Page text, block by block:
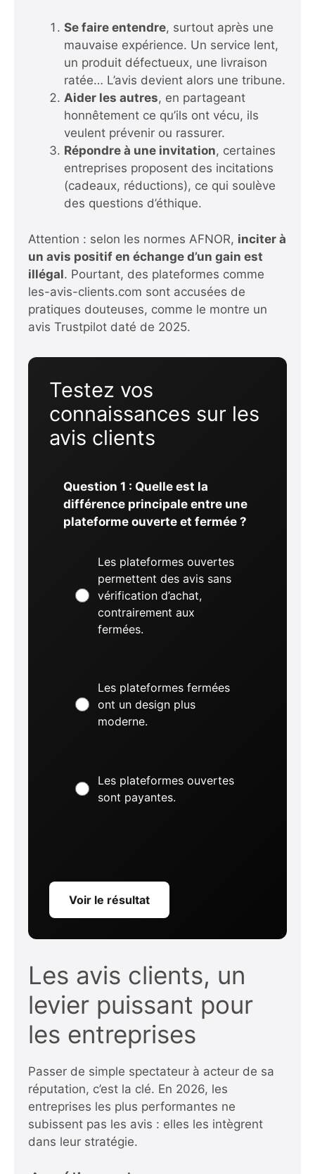
Se faire entendre, surtout après une
mauvaise expérience. Un service lent,
un produit défectueux, une livraison
ratée… L’avis devient alors une tribune.
Aider les autres, en partageant
honnêtement ce qu’ils ont vécu, ils
veulent prévenir ou rassurer.
Répondre à une invitation, certaines
entreprises proposent des incitations
(cadeaux, réductions), ce qui soulève
des questions d’éthique.
Attention : selon les normes AFNOR, inciter à
un avis positif en échange d’un gain est
illégal. Pourtant, des plateformes comme
les-avis-clients.com sont accusées de
pratiques douteuses, comme le montre un
avis Trustpilot daté de 2025.
Testez vos
connaissances sur les
avis clients
Question 1 : Quelle est la
différence principale entre une
plateforme ouverte et fermée ?
Les plateformes ouvertes
permettent des avis sans
vérification d’achat,
contrairement aux
fermées.
Les plateformes fermées
ont un design plus
moderne.
Les plateformes ouvertes
sont payantes.
Voir le résultat
Les avis clients, un
levier puissant pour
les entreprises
Passer de simple spectateur à acteur de sa
réputation, c’est la clé. En 2026, les
entreprises les plus performantes ne
subissent pas les avis : elles les intègrent
dans leur stratégie.